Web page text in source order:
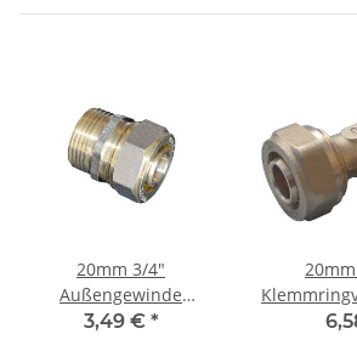
20mm 3/4"
Außengewinde
Klemmringverschraubung
3,49 € *